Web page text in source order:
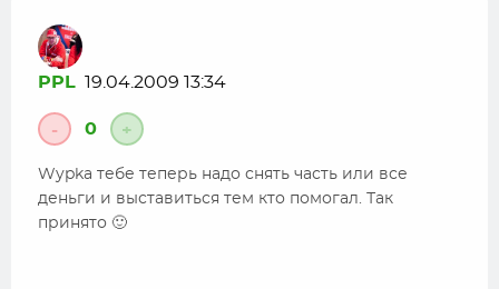
PPL 19.04.2009 13:34
- 0 +
Wypka тебе теперь надо снять часть или все
деньги и выставиться тем кто помогал. Так
принято 🙂